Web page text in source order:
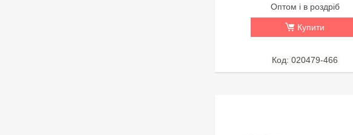
Оптом і в роздріб
Купити
020479-466